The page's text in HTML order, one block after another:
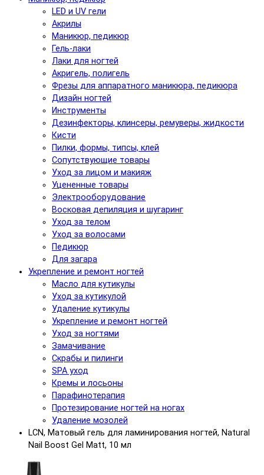
LED и UV гели
Акрилы
Маникюр, педикюр
Гель-лаки
Лаки для ногтей
Акригель, полигель
Фрезы для аппаратного маникюра, педикюра
Дизайн ногтей
Инструменты
Дезинфекторы, клинсеры, ремуверы, жидкости
Кисти
Пилки, формы, типсы, клей
Сопутствующие товары
Уход за лицом и макияж
Уцененные товары
Электрооборудование
Восковая депиляция и шугаринг
Уход за телом
Уход за волосами
Педикюр
Для загара
Укрепление и ремонт ногтей
Масло для кутикулы
Уход за кутикулой
Удаление кутикулы
Укрепление и ремонт ногтей
Уход за ногтями
Замачивание
Скрабы и пилинги
SPA уход
Кремы и лосьоны
Парафинотерапия
Протезирование ногтей на ногах
Удаление мозолей
LCN, Матовый гель для ламинирования ногтей, Natural
Nail Boost Gel Matt, 10 мл